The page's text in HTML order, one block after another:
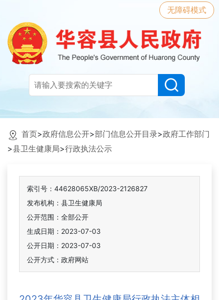
无障碍模式
首页>政府信息公开>部门信息公开目录>政府工作部门
>县卫生健康局>行政执法公示
索引号：44628065XB/2023-2126827
发布机构：县卫生健康局
公开范围：全部公开
生成日期：2023-07-03
公开日期：2023-07-03
公开方式：政府网站